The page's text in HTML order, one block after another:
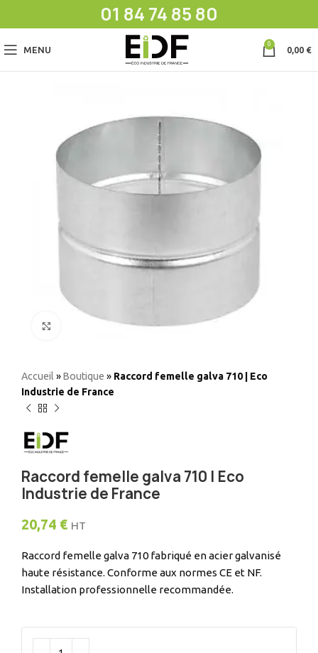
01 84 74 85 80
MENU
0
0,00 €
Accueil »Boutique » Raccord femelle galva 710 | Eco
Industrie de France
Raccord femelle galva 710 | Eco
Industrie de France
20,74 € HT
Raccord femelle galva 710 fabriqué en acier galvanisé
haute résistance. Conforme aux normes CE et NF.
Installation professionnelle recommandée.